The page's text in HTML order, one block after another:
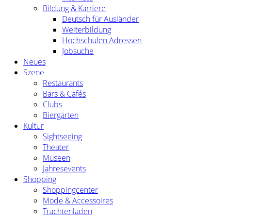
Bildung & Karriere
Deutsch für Ausländer
Weiterbildung
Hochschulen Adressen
Jobsuche
Neues
Szene
Restaurants
Bars & Cafés
Clubs
Biergärten
Kultur
Sightseeing
Theater
Museen
Jahresevents
Shopping
Shoppingcenter
Mode & Accessoires
Trachtenläden